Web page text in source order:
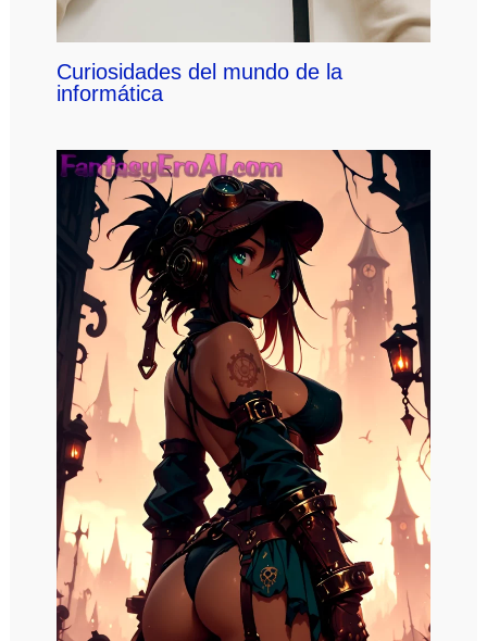
Curiosidades del mundo de la
informática